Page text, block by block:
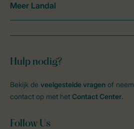
Hulp nodig?
Bekijk de veelgestelde vragen of neem
contact op met het Contact Center.
Follow Us
Meer Landal